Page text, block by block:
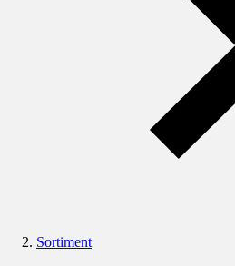
Sortiment